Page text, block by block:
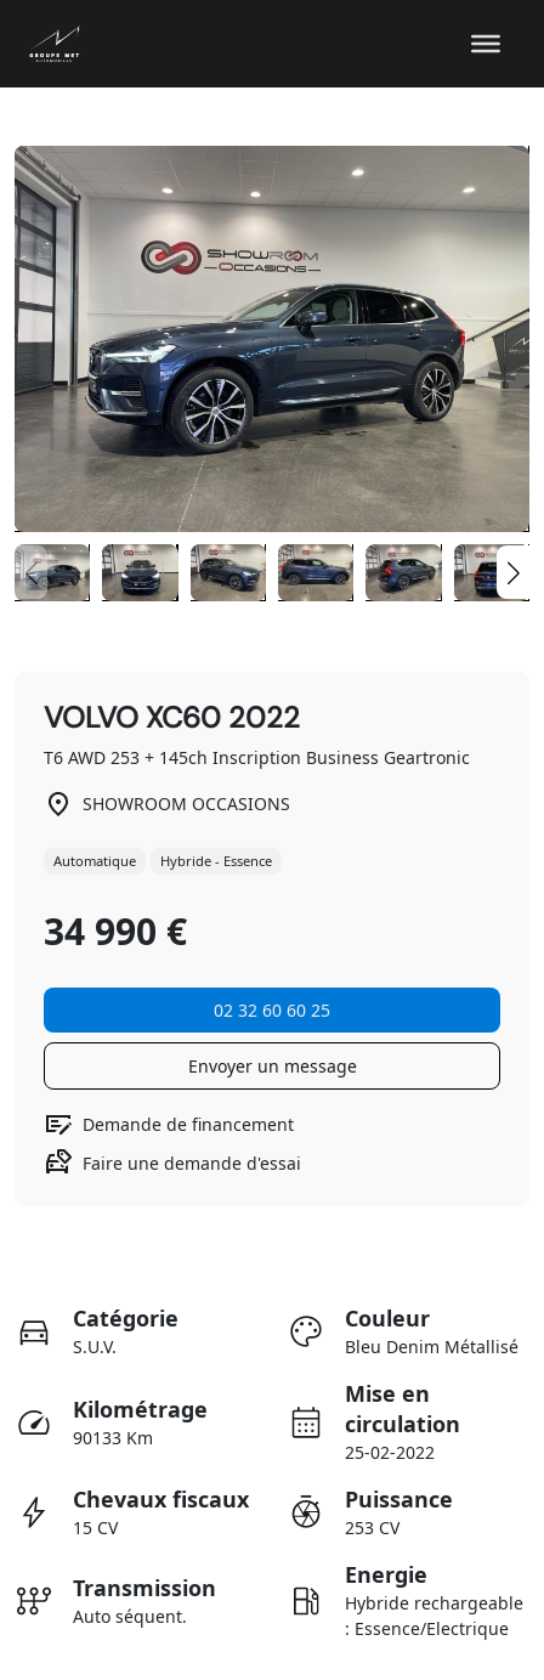
VOLVO XC60 2022
T6 AWD 253 + 145ch Inscription Business Geartronic
SHOWROOM OCCASIONS
Automatique Hybride - Essence
34 990 €
02 32 60 60 25
Envoyer un message
Demande de financement
Faire une demande d'essai
Catégorie
S.U.V.
Couleur
Bleu Denim Métallisé
Kilométrage
90133 Km
Mise en
circulation
25-02-2022
Chevaux fiscaux
15 CV
Puissance
253 CV
Transmission
Auto séquent.
Energie
Hybride rechargeable
: Essence/Electrique